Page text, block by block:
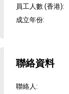
員工人數 (香港):
成立年份:
聯絡資料
聯絡人: